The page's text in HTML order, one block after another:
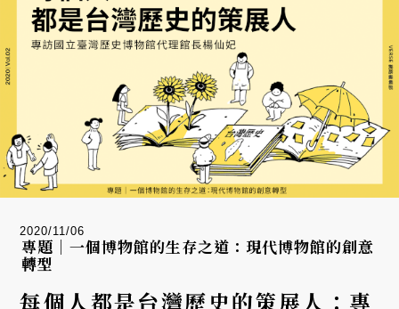
2020/11/06
專題｜一個博物館的生存之道：現代博物館的創意
轉型
每個人都是台灣歷史的策展人：專